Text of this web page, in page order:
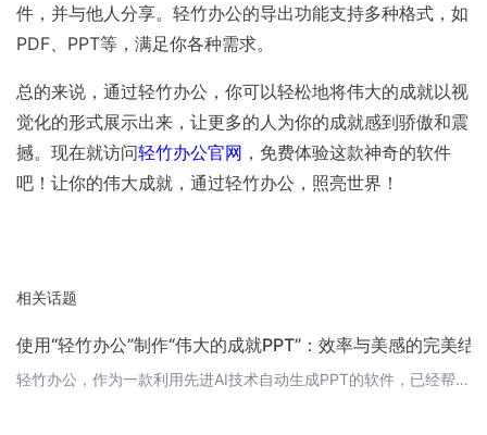
件，并与他人分享。轻竹办公的导出功能支持多种格式，如
PDF、PPT等，满足你各种需求。
总的来说，通过轻竹办公，你可以轻松地将伟大的成就以视
觉化的形式展示出来，让更多的人为你的成就感到骄傲和震
撼。现在就访问轻竹办公官网 ，免费体验这款神奇的软件
吧！让你的伟大成就，通过轻竹办公，照亮世界！
相关话题
使用“轻竹办公”制作“伟大的成就PPT”：效率与美感的完美结
轻竹办公，作为一款利用先进AI技术自动生成PPT的软件，已经帮助无数用户提升了工作效率，使得精美的演示文稿制作变得前所未有的简单。今天，我们就以“伟大的成就PPT”为例，来看看轻竹办公是如何在短时间内打造出专业水准的PPT的。 第一步：选择模板在轻竹办公的模板库中，有大量精美且专业的PPT模板供你选择。你只需输入主题“伟大的成就”，系统就会智能推荐最符合主题的模板。这些模板不仅设计精美，而且结构严